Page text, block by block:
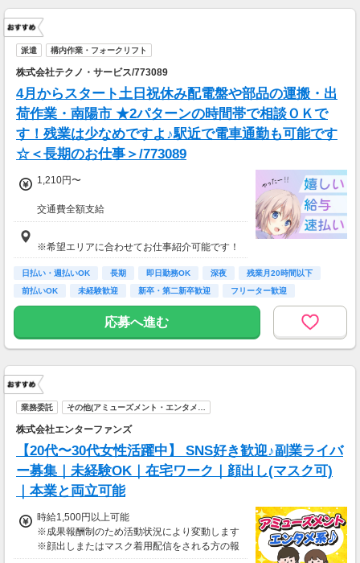
派遣 構内作業・フォークリフト
株式会社テクノ・サービス/773089
4月からスタート土日祝休み配電盤や部品の運搬・出
荷作業・南陽市 ★2パターンの時間帯で相談ＯＫで
す！残業は少なめですよ♪駅近で電車通勤も可能です
☆＜長期のお仕事＞/773089
1,210円〜
交通費全額支給
速払い制度有
※希望エリアに合わせてお仕事紹介可能です！
日払い・週払いOK 長期 即日勤務OK 深夜
残業月20時間以下
前払いOK
未経験歓迎 新卒・第二新卒歓迎 フリーター歓迎
応募へ進む
業務委託 その他(アミューズメント・エンタメ…
株式会社エンターファンズ
【20代〜30代女性活躍中】 SNS好き歓迎♪副業ライバ
ー募集｜未経験OK｜在宅ワーク｜顔出し(マスク可)
｜本業と両立可能
時給1,500円以上可能
※成果報酬制のため活動状況により変動します
※顔出しまたはマスク着用配信をされる方の報
酬基準となります